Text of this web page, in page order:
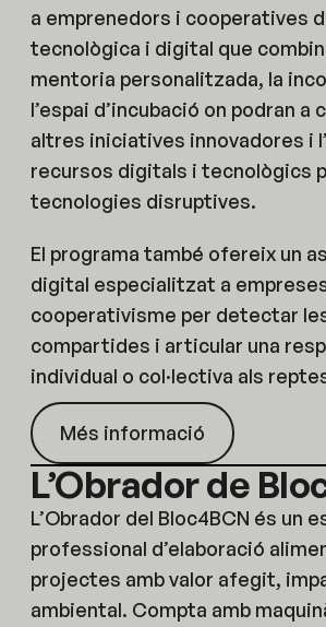
a emprenedors i cooperatives
tecnològica i digital que
mentoria personalitzada, la
l’espai d’incubació on podran a
altres iniciatives innovadores i
recursos digitals i tecnològics
tecnologies disruptives.
El programa també ofereix un
digital especialitzat a
cooperativisme per detectar
compartides i articular una
individual o col·lectiva als
Més informació
L’Obrador de
L’Obrador del Bloc4BCN és un
professional d’elaboració
projectes amb valor afegit,
ambiental. Compta amb